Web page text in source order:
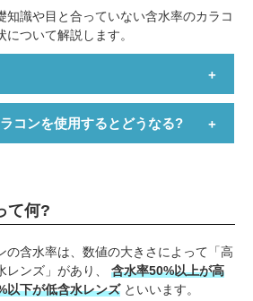
知識や目と合っていない含水率のカラコ
ついて解説します。
コンを使用するとどうなる?
て何?
の含水率は、数値の大きさによって「高
レンズ」があり、 含水率50%以上が高
以下が低含水レンズといいます。